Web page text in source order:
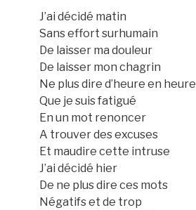
J’ai décidé matin
Sans effort surhumain
De laisser ma douleur
De laisser mon chagrin
Ne plus dire d’heure en heure
Que je suis fatigué
En un mot renoncer
A trouver des excuses
Et maudire cette intruse
J’ai décidé hier
De ne plus dire ces mots
Négatifs et de trop